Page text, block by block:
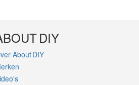
DIY
About DIY